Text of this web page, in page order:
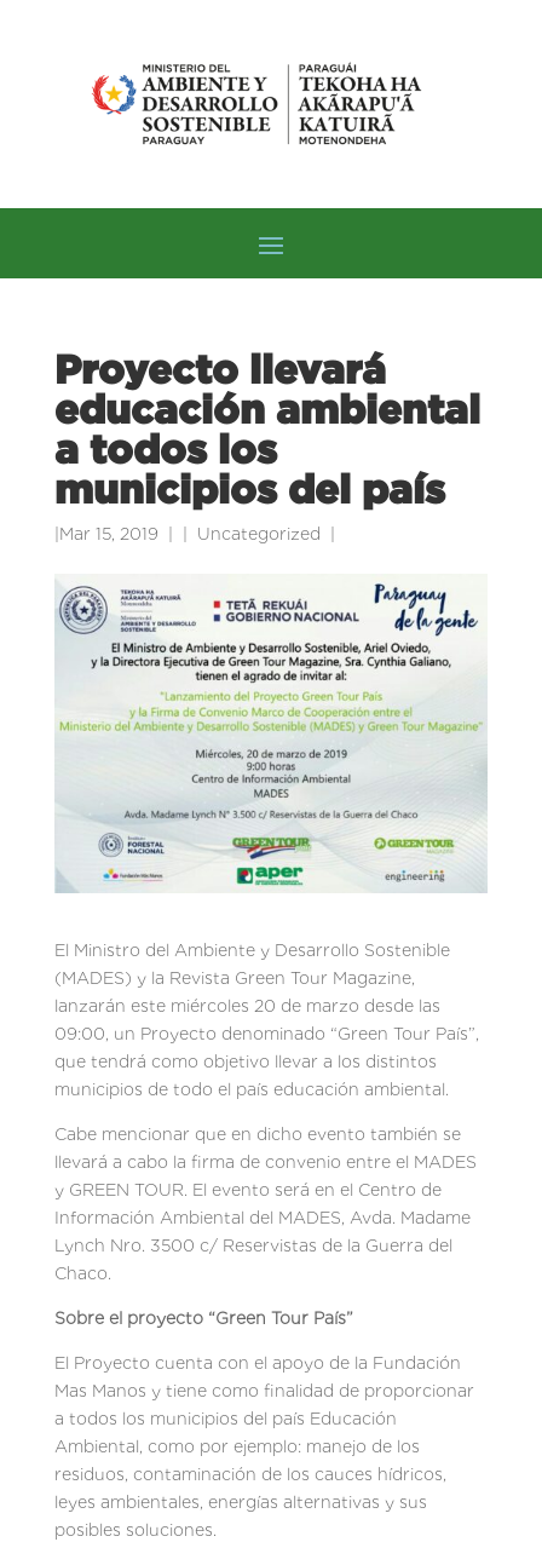
Proyecto llevará
educación ambiental
a todos los
municipios del país
Mar 15, 2019 Uncategorized
El Ministro del Ambiente y Desarrollo Sostenible
(MADES) y la Revista Green Tour Magazine,
lanzarán este miércoles 20 de marzo desde las
09:00, un Proyecto denominado “Green Tour País”,
que tendrá como objetivo llevar a los distintos
municipios de todo el país educación ambiental.
Cabe mencionar que en dicho evento también se
llevará a cabo la firma de convenio entre el MADES
y GREEN TOUR. El evento será en el Centro de
Información Ambiental del MADES, Avda. Madame
Lynch Nro. 3500 c/ Reservistas de la Guerra del
Chaco.
Sobre el proyecto “Green Tour País”
El Proyecto cuenta con el apoyo de la Fundación
Mas Manos y tiene como finalidad de proporcionar
a todos los municipios del país Educación
Ambiental, como por ejemplo: manejo de los
residuos, contaminación de los cauces hídricos,
leyes ambientales, energías alternativas y sus
posibles soluciones.